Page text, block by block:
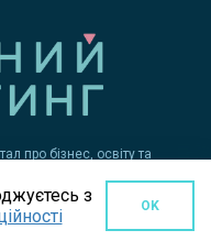
з
OK
про бізнес, освіту та
розміщена на правах